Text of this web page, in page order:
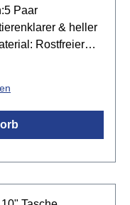
Paar
& heller
Rostfreier